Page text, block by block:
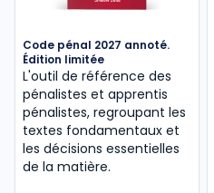
Code pénal 2027 annoté.
Édition limitée
L'outil de référence des
pénalistes et apprentis
pénalistes, regroupant les
textes fondamentaux et
les décisions essentielles
de la matière.